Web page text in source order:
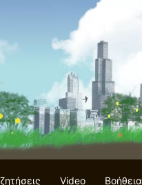
Video Βοήθεια